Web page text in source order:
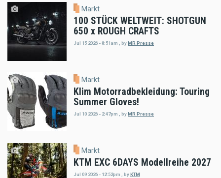
Markt
100 STÜCK WELTWEIT: SHOTGUN
650 x ROUGH CRAFTS
Jul 15 2026 - 8:51am , by MR Presse
Markt
Klim Motorradbekleidung: Touring
Summer Gloves!
Jul 10 2026 - 2:47pm , byMR Presse
Markt
KTM EXC 6DAYS Modellreihe 2027
Jul 09 2026 - 12:52pm byKTM